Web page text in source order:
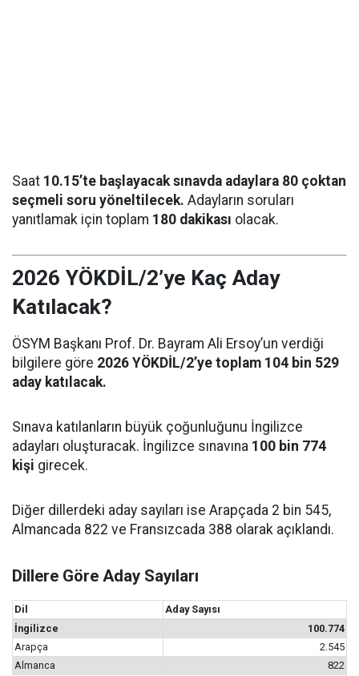
Saat 10.15’te başlayacak sınavda adaylara 80 çoktan
seçmeli soru yöneltilecek. Adayların soruları
yanıtlamak için toplam 180 dakikası olacak.
2026 YÖKDİL/2’ye Kaç Aday
Katılacak?
ÖSYM Başkanı Prof. Dr. Bayram Ali Ersoy’un verdiği
bilgilere göre 2026 YÖKDİL/2’ye toplam 104 bin 529
aday katılacak.
Sınava katılanların büyük çoğunluğunu İngilizce
adayları oluşturacak. İngilizce sınavına 100 bin 774
kişi girecek.
Diğer dillerdeki aday sayıları ise Arapçada 2 bin 545,
Almancada 822 ve Fransızcada 388 olarak açıklandı.
Dillere Göre Aday Sayıları
Dil
Aday Sayısı
İngilizce
100.774
Arapça
2.545
Almanca
822